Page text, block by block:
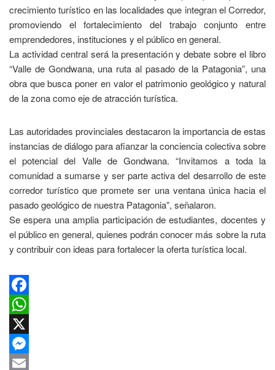
crecimiento turístico en las localidades que integran el Corredor,
promoviendo el fortalecimiento del trabajo conjunto entre
emprendedores, instituciones y el público en general.
​La actividad central será la presentación y debate sobre el libro
“Valle de Gondwana, una ruta al pasado de la Patagonia”, una
obra que busca poner en valor el patrimonio geológico y natural
de la zona como eje de atracción turística.
Las autoridades provinciales destacaron la importancia de estas
instancias de diálogo para afianzar la conciencia colectiva sobre
el potencial del Valle de Gondwana. “Invitamos a toda la
comunidad a sumarse y ser parte activa del desarrollo de este
corredor turístico que promete ser una ventana única hacia el
pasado geológico de nuestra Patagonia”, señalaron.
​Se espera una amplia participación de estudiantes, docentes y
el público en general, quienes podrán conocer más sobre la ruta
y contribuir con ideas para fortalecer la oferta turística local.
Facebook
WhatsApp
X
Messenger